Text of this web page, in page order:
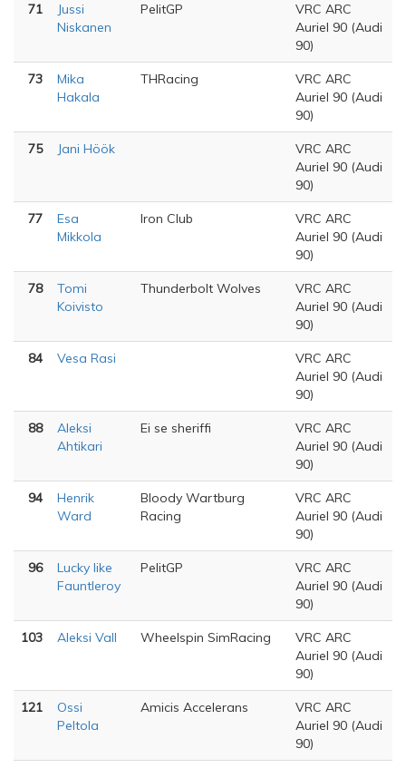
71
Jussi
Niskanen
PelitGP
VRC ARC
Auriel 90 (Audi
90)
73
Mika
Hakala
THRacing
VRC ARC
Auriel 90 (Audi
90)
75 Jani Höök
VRC ARC
Auriel 90 (Audi
90)
77
Esa
Mikkola
Iron Club
VRC ARC
Auriel 90 (Audi
90)
78
Tomi
Koivisto
Thunderbolt Wolves
VRC ARC
Auriel 90 (Audi
90)
84 Vesa Rasi
VRC ARC
Auriel 90 (Audi
90)
88
Aleksi
Ahtikari
Ei se sheriffi
VRC ARC
Auriel 90 (Audi
90)
94
Henrik
Ward
Bloody Wartburg
Racing
VRC ARC
Auriel 90 (Audi
90)
96
Lucky like
Fauntleroy
PelitGP
VRC ARC
Auriel 90 (Audi
90)
103 Aleksi Vall Wheelspin SimRacing
VRC ARC
Auriel 90 (Audi
90)
121
Ossi
Peltola
Amicis Accelerans
VRC ARC
Auriel 90 (Audi
90)